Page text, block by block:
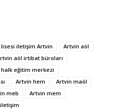
iletişim Artvin
Artvin aöl
aöl irtibat büroları
eğitim merkezi
Artvin hem
Artvin maöl
meb
Artvin mem